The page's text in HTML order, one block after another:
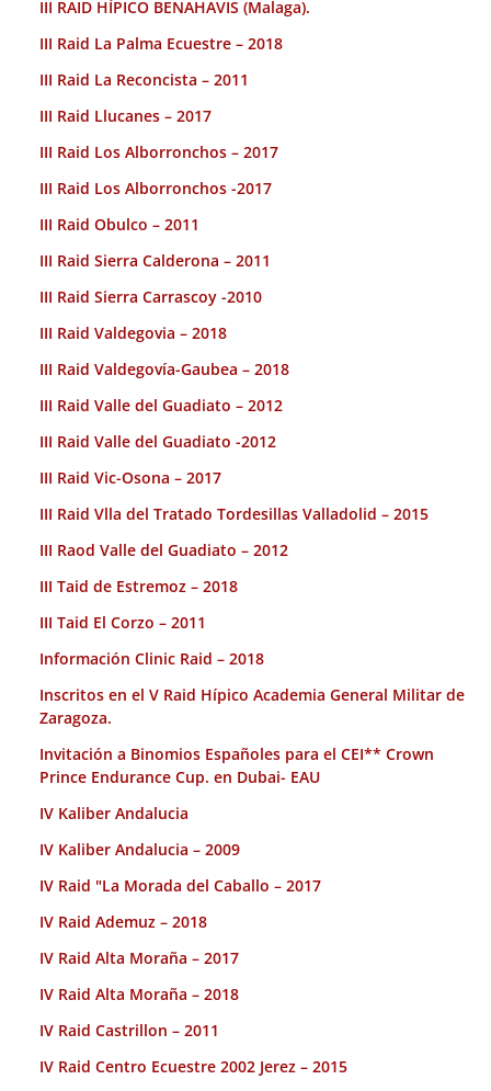
III RAID HÍPICO BENAHAVIS (Malaga).
III Raid La Palma Ecuestre – 2018
III Raid La Reconcista – 2011
III Raid Llucanes – 2017
III Raid Los Alborronchos – 2017
III Raid Los Alborronchos -2017
III Raid Obulco – 2011
III Raid Sierra Calderona – 2011
III Raid Sierra Carrascoy -2010
III Raid Valdegovia – 2018
III Raid Valdegovía-Gaubea – 2018
III Raid Valle del Guadiato – 2012
III Raid Valle del Guadiato -2012
III Raid Vic-Osona – 2017
III Raid Vlla del Tratado Tordesillas Valladolid – 2015
III Raod Valle del Guadiato – 2012
III Taid de Estremoz – 2018
III Taid El Corzo – 2011
Información Clinic Raid – 2018
Inscritos en el V Raid Hípico Academia General Militar de
Zaragoza.
Invitación a Binomios Españoles para el CEI** Crown
Prince Endurance Cup. en Dubai- EAU
IV Kaliber Andalucia
IV Kaliber Andalucia – 2009
IV Raid "La Morada del Caballo – 2017
IV Raid Ademuz – 2018
IV Raid Alta Moraña – 2017
IV Raid Alta Moraña – 2018
IV Raid Castrillon – 2011
IV Raid Centro Ecuestre 2002 Jerez – 2015